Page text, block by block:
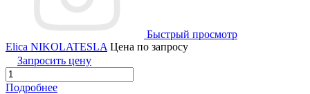
Быстрый просмотр
Elica NIKOLATESLA Цена по запросу
Запросить цену
Подробнее